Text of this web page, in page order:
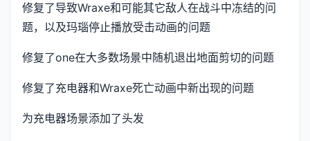
修复了导致Wraxe和可能其它敌人在战斗中冻结的问
题，以及玛瑙停止播放受击动画的问题
修复了one在大多数场景中随机退出地面剪切的问题
修复了充电器和Wraxe死亡动画中新出现的问题
为充电器场景添加了头发